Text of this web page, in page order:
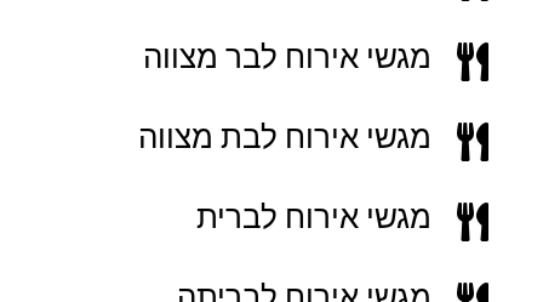
 מגשי אירוח לבר מצווה
 מגשי אירוח לבת מצווה
 מגשי אירוח לברית